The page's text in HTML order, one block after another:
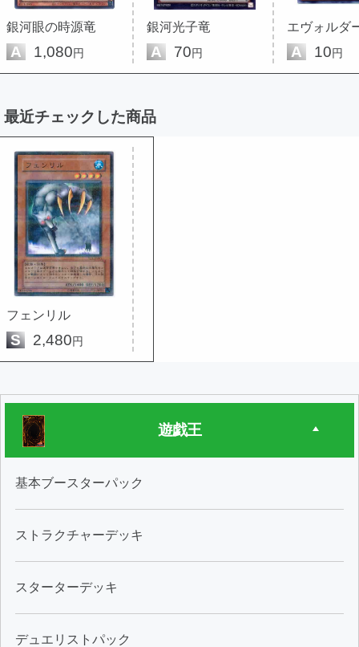
銀河眼の時源竜
A 1,080円
銀河光子竜
A 70円 A 10円
最近チェックした商品
フェンリル
S 2,480円
遊戯王
基本ブースターパック
ストラクチャーデッキ
スターターデッキ
デュエリストパック